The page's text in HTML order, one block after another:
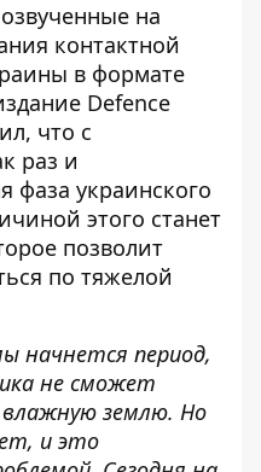
на
контактной
в формате
Defence
что с
раз и
фаза украинского
этого станет
позволит
по тяжелой
начнется период,
не сможет
влажную землю. Но
​​и это